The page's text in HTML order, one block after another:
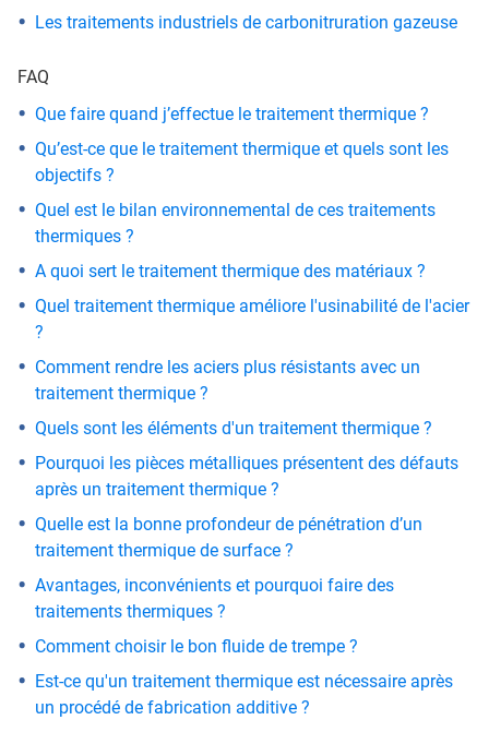
Les traitements industriels de carbonitruration gazeuse
FAQ
Que faire quand j’effectue le traitement thermique ?
Qu’est-ce que le traitement thermique et quels sont les
objectifs ?
Quel est le bilan environnemental de ces traitements
thermiques ?
A quoi sert le traitement thermique des matériaux ?
Quel traitement thermique améliore l'usinabilité de l'acier
?
Comment rendre les aciers plus résistants avec un
traitement thermique ?
Quels sont les éléments d'un traitement thermique ?
Pourquoi les pièces métalliques présentent des défauts
après un traitement thermique ?
Quelle est la bonne profondeur de pénétration d’un
traitement thermique de surface ?
Avantages, inconvénients et pourquoi faire des
traitements thermiques ?
Comment choisir le bon fluide de trempe ?
Est-ce qu'un traitement thermique est nécessaire après
un procédé de fabrication additive ?